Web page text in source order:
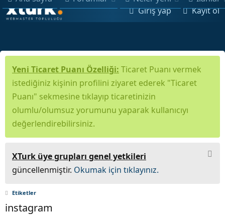
Giriş yap Kayıt ol
Yeni Ticaret Puanı Özelliği: Ticaret Puanı vermek
istediğiniz kişinin profilini ziyaret ederek "Ticaret
Puanı" sekmesine tıklayıp ticaretinizin
olumlu/olumsuz yorumunu yaparak kullanıcıyı
değerlendirebilirsiniz.
XTurk üye grupları genel yetkileri
güncellenmiştir. Okumak için tıklayınız.
Etiketler
instagram